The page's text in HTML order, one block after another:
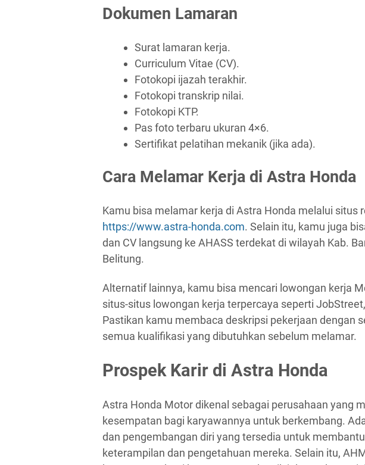
Dokumen Lamaran
Surat lamaran kerja.
Curriculum Vitae (CV).
Fotokopi ijazah terakhir.
Fotokopi transkrip nilai.
Fotokopi KTP.
Pas foto terbaru ukuran 4×6.
Sertifikat pelatihan mekanik (jika ada).
Cara Melamar Kerja di Astra Honda
Kamu bisa melamar kerja di Astra Honda melalui situs
https://www.astra-honda.com. Selain itu, kamu juga
dan CV langsung ke AHASS terdekat di wilayah Kab.
Belitung.
Alternatif lainnya, kamu bisa mencari lowongan kerja
situs-situs lowongan kerja terpercaya seperti
Pastikan kamu membaca deskripsi pekerjaan dengan
semua kualifikasi yang dibutuhkan sebelum melamar.
Prospek Karir di Astra Honda
Astra Honda Motor dikenal sebagai perusahaan yang
kesempatan bagi karyawannya untuk berkembang.
dan pengembangan diri yang tersedia untuk
keterampilan dan pengetahuan mereka. Selain itu,